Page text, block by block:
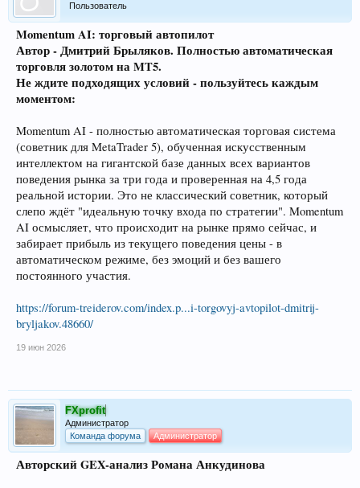
Пользователь
Momentum AI: торговый автопилот
Автор - Дмитрий Брыляков. Полностью автоматическая
торговля золотом на MT5.
Не ждите подходящих условий - пользуйтесь каждым
моментом:
Momentum AI - полностью автоматическая торговая система
(советник для MetaTrader 5), обученная искусственным
интеллектом на гигантской базе данных всех вариантов
поведения рынка за три года и проверенная на 4,5 года
реальной истории. Это не классический советник, который
слепо ждёт "идеальную точку входа по стратегии". Momentum
AI осмысляет, что происходит на рынке прямо сейчас, и
забирает прибыль из текущего поведения цены - в
автоматическом режиме, без эмоций и без вашего
постоянного участия.
https://forum-treiderov.com/index.p...i-torgovyj-avtopilot-dmitrij-
bryljakov.48660/
19 июн 2026
FXprofit
Администратор
Команда форума
Администратор
Авторский GEX-анализ Романа Анкудинова